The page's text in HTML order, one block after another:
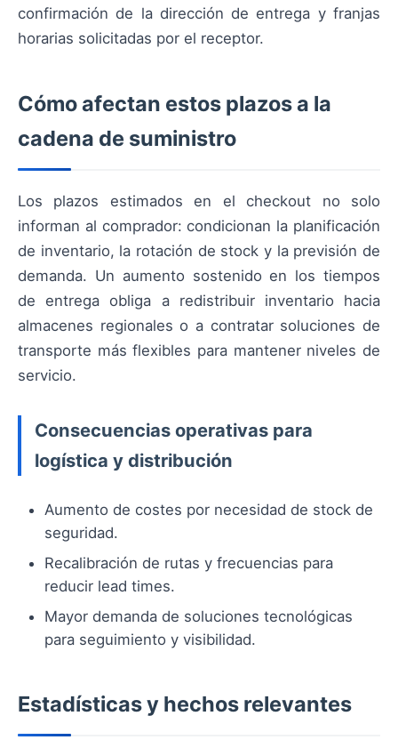
confirmación de la dirección de entrega y franjas
horarias solicitadas por el receptor.
Cómo afectan estos plazos a la
cadena de suministro
Los plazos estimados en el checkout no solo
informan al comprador: condicionan la planificación
de inventario, la rotación de stock y la previsión de
demanda. Un aumento sostenido en los tiempos
de entrega obliga a redistribuir inventario hacia
almacenes regionales o a contratar soluciones de
transporte más flexibles para mantener niveles de
servicio.
Consecuencias operativas para
logística y distribución
Aumento de costes por necesidad de stock de
seguridad.
Recalibración de rutas y frecuencias para
reducir lead times.
Mayor demanda de soluciones tecnológicas
para seguimiento y visibilidad.
Estadísticas y hechos relevantes